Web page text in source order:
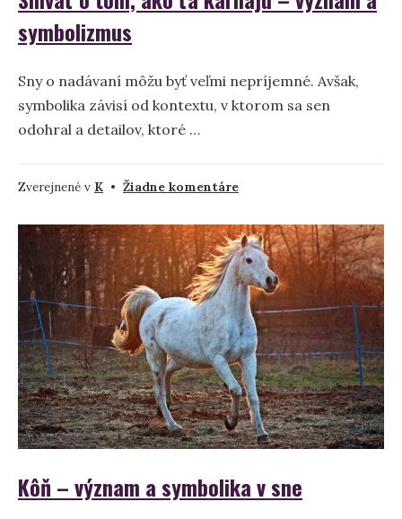
symbolizmus
Sny o nadávaní môžu byť veľmi nepríjemné. Avšak,
symbolika závisí od kontextu, v ktorom sa sen
odohral a detailov, ktoré …
Zverejnené v K • Žiadne komentárena
o
tom,
ako
ťa
karhajú
–
význam
a
symbolizmus
Kôň – význam a symbolika v sne